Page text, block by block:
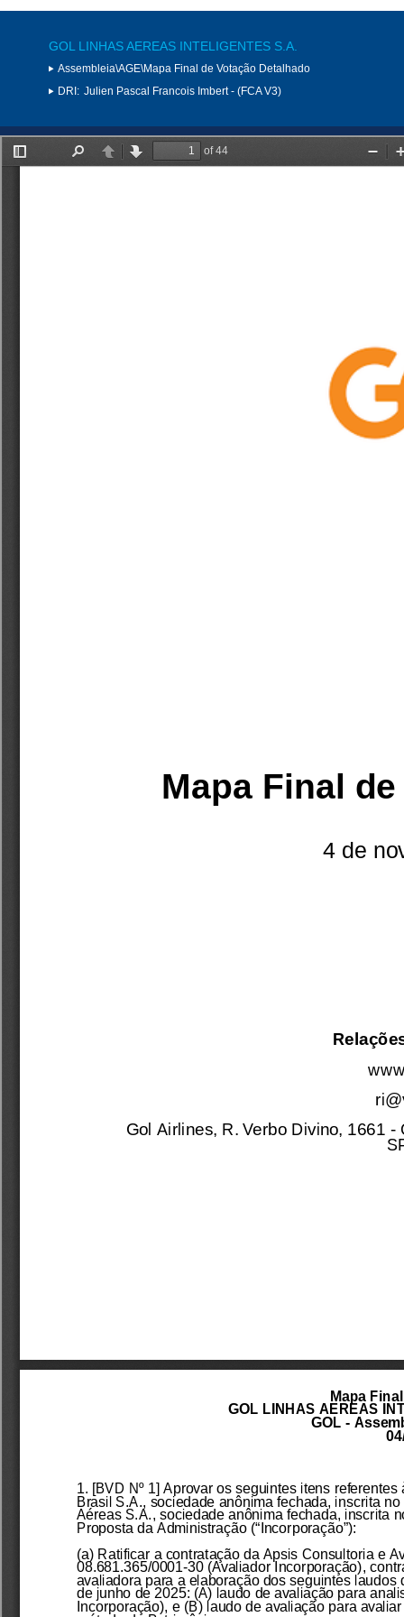
GOL LINHAS AEREAS INTELIGENTES S.A.
Assembleia\AGE\Mapa Final de Votação Detalhado
DRI: Julien Pascal Francois Imbert - (FCA V3)